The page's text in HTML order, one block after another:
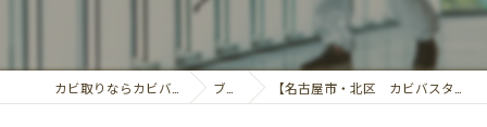
ブログ 【名古屋市・北区 カビバスターズ東海・出動！】